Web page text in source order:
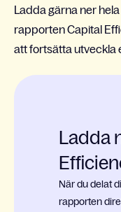
Ladda gärna ner
rapporten Capital
att fortsätta utveckla
Ladda
När du delat
rapporten